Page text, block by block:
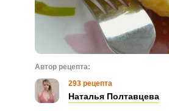
Автор рецепта:
293 рецепта
Наталья Полтавцева